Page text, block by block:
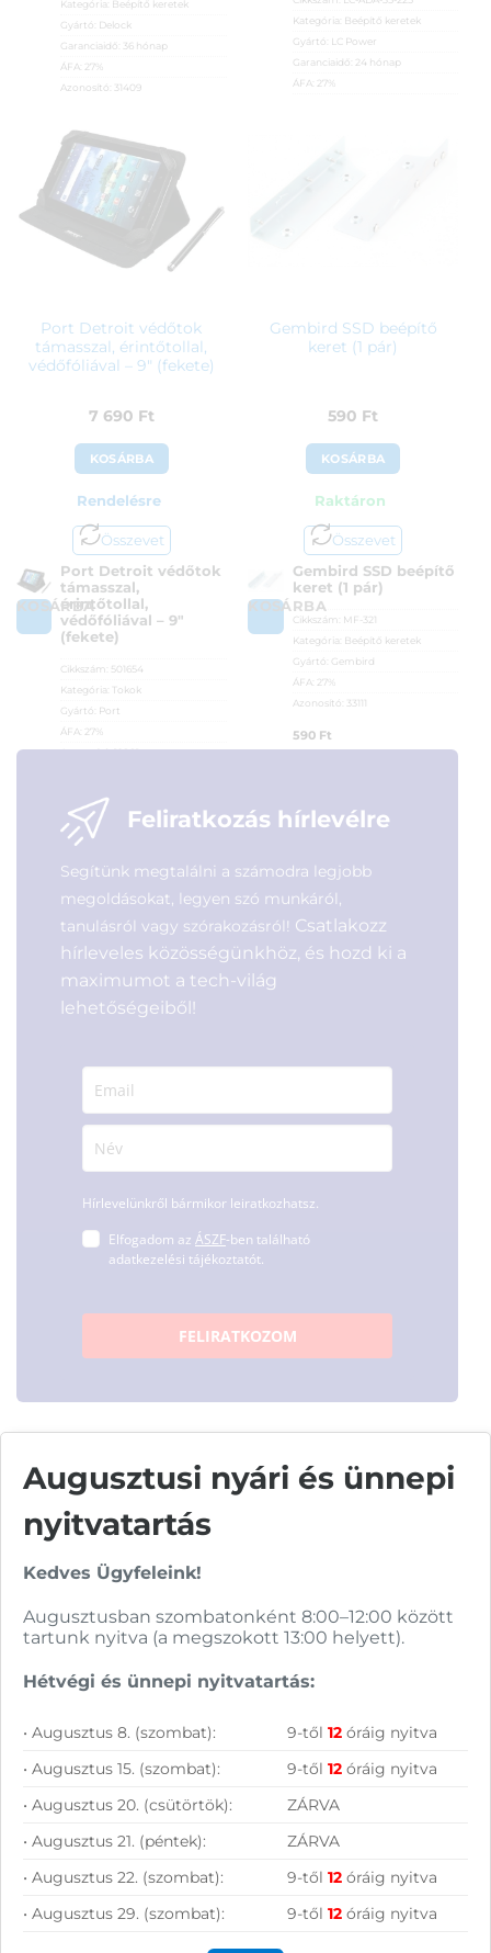
Kategória:
Beépítő keretek
Gyártó: Delock
Garanciaidő:
36 hónap
ÁFA:
27%
Azonosító:
31409
Kategória: Beépítő keretek
Gyártó: LC Power
Garanciaidő:
24 hónap
ÁFA:
27%
Port Detroit védőtok
támasszal, érintőtollal,
védőfóliával – 9″ (fekete)
7 690 Ft
KOSÁRBA
Rendelésre
Összevet
KOSÁRBA
Port Detroit védőtok
támasszal,
érintőtollal,
védőfóliával – 9″
(fekete)
Cikkszám: 501654
Kategória:
Tokok
Gyártó: Port
ÁFA: 27%
Azonosító:19881
Gembird SSD beépítő
keret (1 pár)
590 Ft
KOSÁRBA
Raktáron
Összevet
KOSÁRBA
Gembird SSD beépítő
keret (1 pár)
Cikkszám: MF-321
Kategória:
Beépítő keretek
Gyártó: Gembird
ÁFA: 27%
Azonosító: 33111
590 Ft
Feliratkozás hírlevélre
Segítünk megtalálni a számodra legjobb
megoldásokat, legyen szó munkáról,
tanulásról vagy szórakozásról! Csatlakozz
hírleveles közösségünkhöz, és hozd ki a
maximumot a tech-világ
lehetőségeiből!
Hírlevelünkről bármikor leiratkozhatsz.
Elfogadom az ÁSZF-ben található
adatkezelési tájékoztatót.
FELIRATKOZOM
Vásárolj nálunk!
Nagy raktárkészlet
Garanciavállalás
50 000 Ft felett ingyenes szállítás
Szolgáltatásaink vállalkozásoknak
Augusztusi nyári és ünnepi
nyitvatartás
Kedves Ügyfeleink!
Augusztusban szombatonként 8:00–12:00 között
tartunk nyitva (a megszokott 13:00 helyett).
Hétvégi és ünnepi nyitvatartás:
• Augusztus 8. (szombat): 9-től12 óráig nyitva
• Augusztus 15. (szombat):
9-től12 óráig nyitva
• Augusztus 20. (csütörtök):
ZÁRVA
• Augusztus 21. (péntek):
ZÁRVA
• Augusztus 22. (szombat):
9-től12 óráig nyitva
• Augusztus 29. (szombat):
9-től12 óráig nyitva